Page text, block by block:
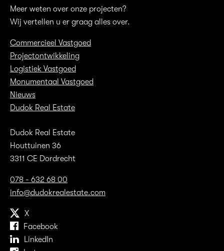
Meer weten over onze projecten?
Wij vertellen u er graag alles over.
Commercieel Vastgoed
Projectontwikkeling
Logistiek Vastgoed
Monumentaal Vastgoed
Nieuws
Dudok Real Estate
Dudok Real Estate
Houttuinen 36
3311 CE Dordrecht
078 - 632 68 00
info@dudokrealestate.com
X
Facebook
LinkedIn